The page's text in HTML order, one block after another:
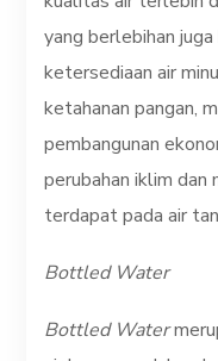
yang berlebihan
ketersediaan air
ketahanan pangan,
pembangunan
perubahan iklim
terdapat pada air
Bottled Water
Bottled Water